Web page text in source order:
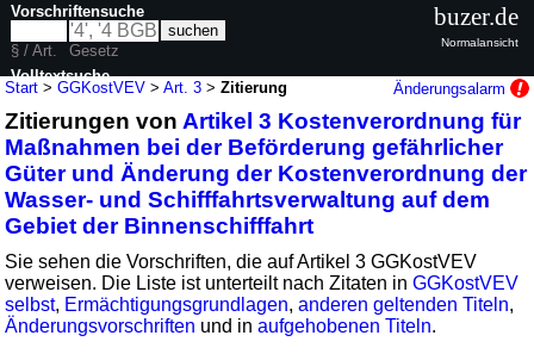
Start >GGKostVEV >Art. 3 >Zitierung Änderungsalarm
Zitierungen von Artikel 3 Kostenverordnung für
Maßnahmen bei der Beförderung gefährlicher
Güter und Änderung der Kostenverordnung der
Wasser- und Schifffahrtsverwaltung auf dem
Gebiet der Binnenschifffahrt
Sie sehen die Vorschriften, die auf Artikel 3 GGKostVEV
verweisen. Die Liste ist unterteilt nach Zitaten inGGKostVEV
selbst, Ermächtigungsgrundlagen,anderen geltenden Titeln,
Änderungsvorschriften und inaufgehobenen Titeln.
Vorschriftensuche
§ / Art.
Gesetz
Volltextsuche
nur in GGKostVEV
buzer.de
Normalansicht